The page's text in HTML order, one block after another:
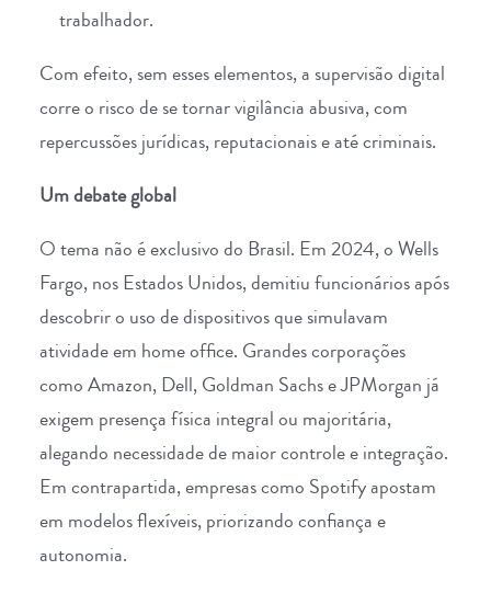
trabalhador.
Com efeito, sem esses elementos, a supervisão digital
corre o risco de se tornar vigilância abusiva, com
repercussões jurídicas, reputacionais e até criminais.
Um debate global
O tema não é exclusivo do Brasil. Em 2024, oWells
Fargo, nos Estados Unidos, demitiu funcionários após
descobrir o uso de dispositivos quesimulavam
atividade em home office. Grandes corporações
comoAmazon,Dell,Goldman SachseJPMorgan já
exigem presença física integral ou majoritária,
alegando necessidade de maior controle e integração.
Em contrapartida, empresas como Spotifyapostam
em modelos flexíveis, priorizando confiança e
autonomia.